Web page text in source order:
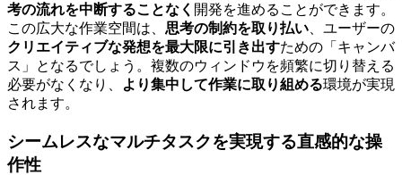
考の流れを中断することなく 開発を進めることができます。
この広大な作業空間は、 思考の制約を取り払い 、ユーザーの
クリエイティブな発想を最大限に引き出すための「キャンバ
ス」となるでしょう。複数のウィンドウを頻繁に切り替える
必要がなくなり、
より集中して作業に取り組める環境が実現
されます。
シームレスなマルチタスクを実現する直感的な操
作性